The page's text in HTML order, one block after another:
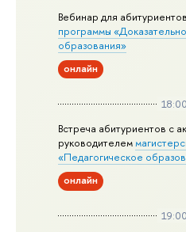
Вебинар для абитуриентов
программы
образования»
онлайн
18:00
Встреча абитуриентов с
руководителем
«Педагогическое
онлайн
19:00